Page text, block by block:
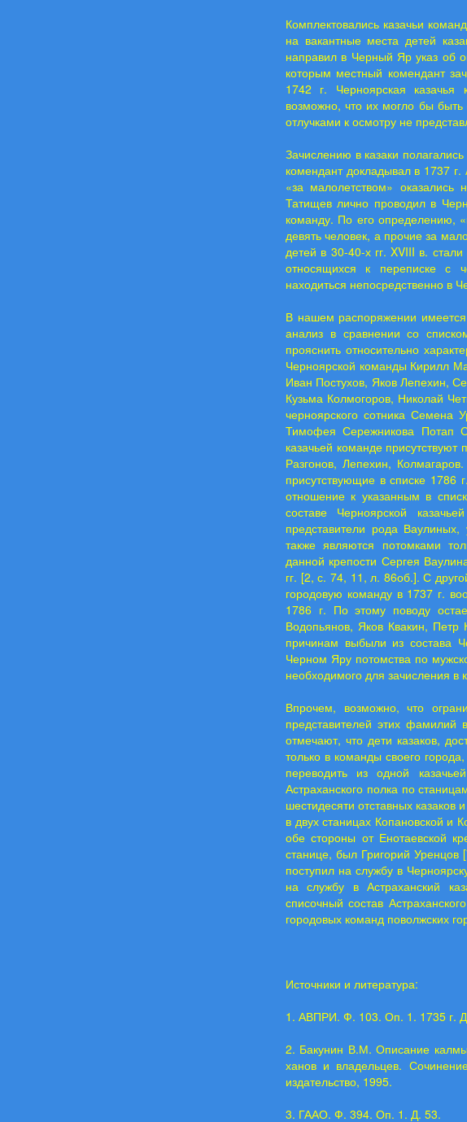
Комплектовались казачьи
на вакантные места детей
направил в Черный Яр указ об
которым местный комендант
1742 г. Черноярская
возможно, что их могло бы
отлучками к осмотру не
Зачислению в казаки
комендант докладывал в 1737 г.
«за малолетством»
Татищев лично проводил в
команду. По его определению,
девять человек, а прочие за
детей в 30-40-х гг. XVIII в.
относящихся к переписке с
находиться непосредственно в
В нашем распоряжении
анализ в сравнении со
прояснить относительно
Черноярской команды Кирилл
Иван Постухов, Яков Лепехин,
Кузьма Колмогоров, Николай
черноярского сотника Семена
Тимофея Сережникова Потап
казачьей команде
Разгонов, Лепехин,
присутствующие в списке
отношение к указанным в
составе Черноярской
представители рода
также являются потомками
данной крепости Сергея
гг. [2, с. 74, 11, л. 86об.]. С
городовую команду в 1737 г.
1786 г. По этому поводу
Водопьянов, Яков Квакин, Петр
причинам выбыли из состава
Черном Яру потомства по
необходимого для зачисления в
Впрочем, возможно, что
представителей этих фамилий
отмечают, что дети казаков,
только в команды своего
переводить из одной
Астраханского полка по
шестидесяти отставных
в двух станицах Копановской и
обе стороны от Енотаевской
станице, был Григорий Уренцов
поступил на службу в
на службу в Астраханский
списочный состав
городовых команд поволжских
Источники и литература:
1. АВПРИ. Ф. 103. Оп. 1. 1735 г.
2. Бакунин В.М. Описание
ханов и владельцев.
издательство, 1995.
3. ГААО. Ф. 394. Оп. 1. Д. 53.